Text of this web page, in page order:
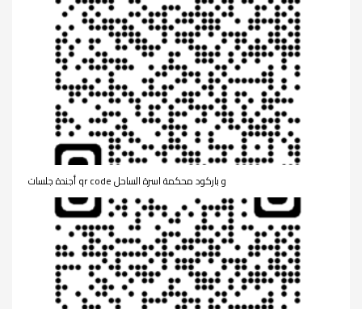
أجندة جلسات qr code و باركود محكمة اسرة الساحل